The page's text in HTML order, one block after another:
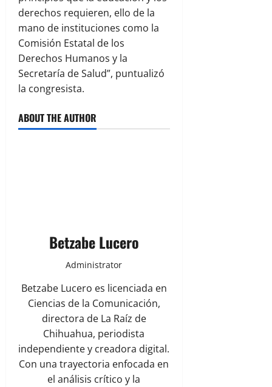
derechos requieren, ello de la
mano de instituciones como la
Comisión Estatal de los
Derechos Humanos y la
Secretaría de Salud”, puntualizó
la congresista.
ABOUT THE AUTHOR
Betzabe Lucero
Administrator
Betzabe Lucero es licenciada en
Ciencias de la Comunicación,
directora de La Raíz de
Chihuahua, periodista
independiente y creadora digital.
Con una trayectoria enfocada en
el análisis crítico y la